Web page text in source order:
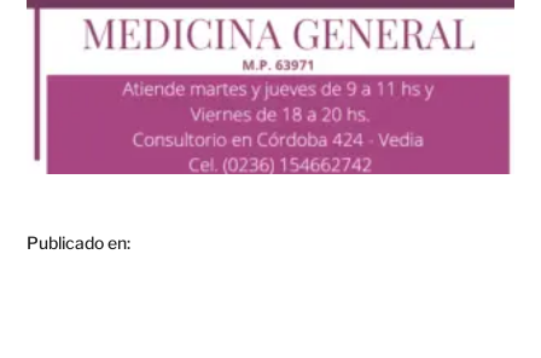
Publicado en: